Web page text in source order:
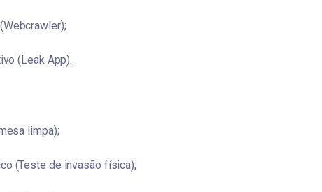
(Leak App).
limpa);
(Teste de invasão física);